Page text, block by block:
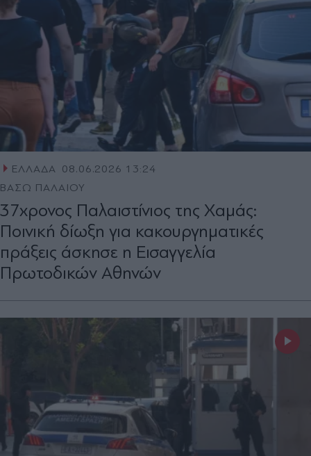
ΕΛΛΑΔΑ 08.06.2026 13:24
ΒΑΣΩ ΠΑΛΑΙΟΥ
37χρονος Παλαιστίνιος της Χαμάς:
Ποινική δίωξη για κακουργηματικές
πράξεις άσκησε η Εισαγγελία
Πρωτοδικών Αθηνών